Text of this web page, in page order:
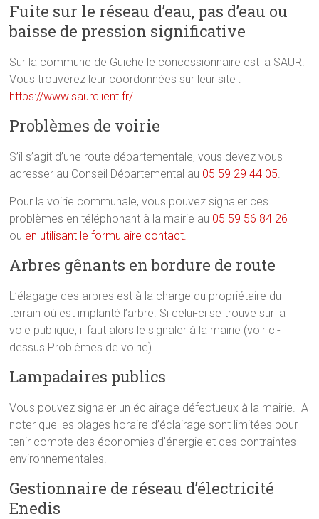
Fuite sur le réseau d’eau, pas d’eau ou
baisse de pression significative
Sur la commune de Guiche le concessionnaire est la SAUR.
Vous trouverez leur coordonnées sur leur site :
https://www.saurclient.fr/
Problèmes de voirie
S’il s’agit d’une route départementale, vous devez vous
adresser au Conseil Départemental au 05 59 29 44 05.
Pour la voirie communale, vous pouvez signaler ces
problèmes en téléphonant à la mairie au 05 59 56 84 26
ou en utilisant le formulaire contact.
Arbres gênants en bordure de route
L’élagage des arbres est à la charge du propriétaire du
terrain où est implanté l’arbre. Si celui-ci se trouve sur la
voie publique, il faut alors le signaler à la mairie (voir ci-
dessus Problèmes de voirie).
Lampadaires publics
Vous pouvez signaler un éclairage défectueux à la mairie. A
noter que les plages horaire d’éclairage sont limitées pour
tenir compte des économies d’énergie et des contraintes
environnementales.
Gestionnaire de réseau d’électricité
Enedis